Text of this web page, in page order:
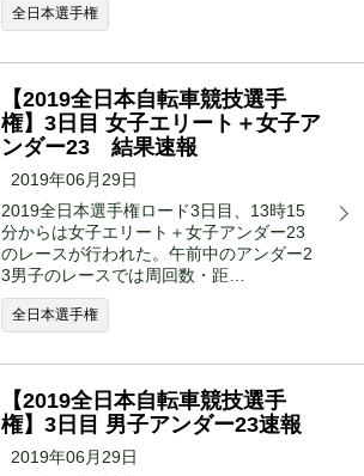
全日本選手権
【2019全日本自転車競技選手
権】3日目 女子エリート＋女子ア
ンダー23 結果速報
2019年06月29日
2019全日本選手権ロード3日目、13時15
分からは女子エリート＋女子アンダー23
のレースが行われた。午前中のアンダー2
3男子のレースでは周回数・距…
全日本選手権
【2019全日本自転車競技選手
権】3日目 男子アンダー23速報
2019年06月29日